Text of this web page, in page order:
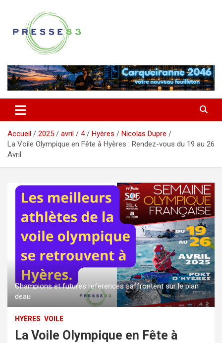
contenu
Presse 83
Accueil 2025 avril 4 Hyères
Nicolas Dupre
La Voile Olympique en Fête à Hyères : Rendez-vous du 19 au 26
Avril
Champions et futures references saffrontent sur le plan
deau
HYÈRES VOILE
La Voile Olympique en Fête à